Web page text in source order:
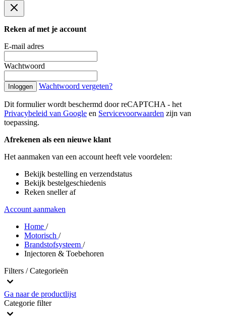
Reken af met je account
E-mail adres
Wachtwoord
Inloggen Wachtwoord vergeten?
Dit formulier wordt beschermd door reCAPTCHA - het
Privacybeleid van Google en Servicevoorwaarden zijn van
toepassing.
Afrekenen als een nieuwe klant
Het aanmaken van een account heeft vele voordelen:
Bekijk bestelling en verzendstatus
Bekijk bestelgeschiedenis
Reken sneller af
Account aanmaken
Home /
Motorisch /
Brandstofsysteem /
Injectoren & Toebehoren
Filters / Categorieën
Ga naar de productlijst
Categorie filter